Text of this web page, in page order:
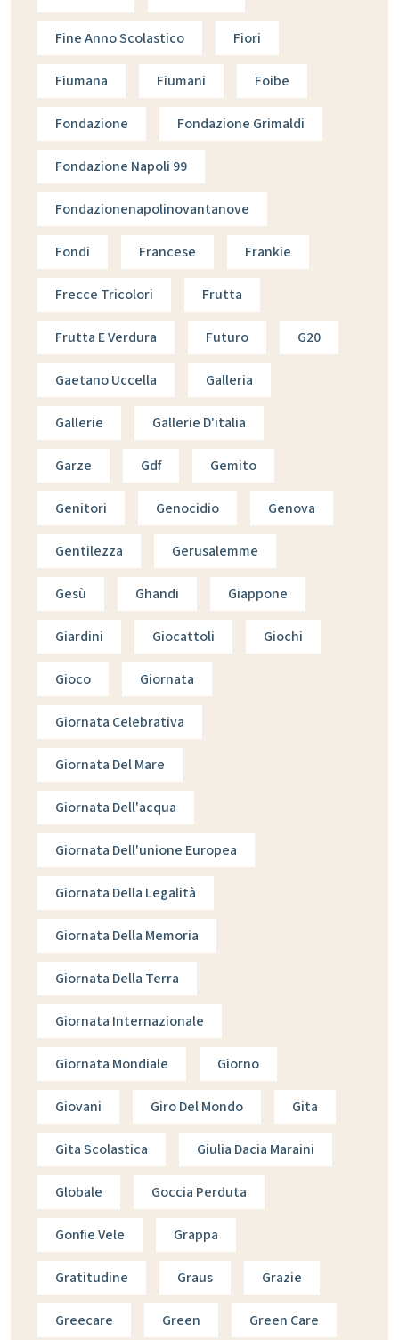
Fine Anno Scolastico Fiori
Fiumana Fiumani Foibe
Fondazione Fondazione Grimaldi
Fondazione Napoli 99
Fondazionenapolinovantanove
Fondi Francese Frankie
Frecce Tricolori Frutta
Frutta E Verdura Futuro G20
Gaetano Uccella Galleria
Gallerie Gallerie D'italia
Garze Gdf Gemito
Genitori Genocidio Genova
Gentilezza Gerusalemme
Gesù Ghandi Giappone
Giardini Giocattoli Giochi
Gioco Giornata
Giornata Celebrativa
Giornata Del Mare
Giornata Dell'acqua
Giornata Dell'unione Europea
Giornata Della Legalità
Giornata Della Memoria
Giornata Della Terra
Giornata Internazionale
Giornata Mondiale Giorno
Giovani Giro Del Mondo Gita
Gita Scolastica Giulia Dacia Maraini
Globale Goccia Perduta
Gonfie Vele Grappa
Gratitudine Graus Grazie
Greecare Green Green Care